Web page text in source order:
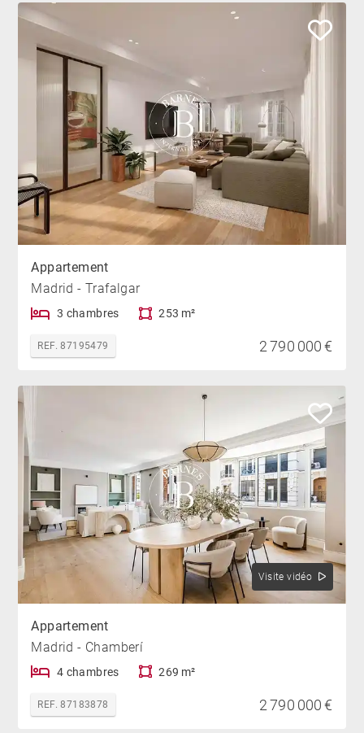
Appartement
Madrid - Trafalgar
3 chambres 253 m²
REF. 87195479 2 790 000 €
Visite vidéo
Appartement
Madrid - Chamberí
4 chambres 269 m²
REF. 87183878 2 790 000 €